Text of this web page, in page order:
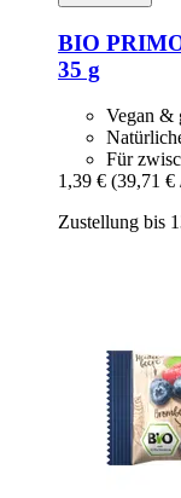
BIO
35 g
Vegan &
Für
1,39 € (39,71 €
Zustellung bis